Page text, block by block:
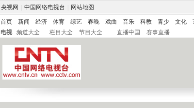
央视网 中国网络电视台 网站地图
首页 新闻 经济 体育 综艺 春晚 戏曲 音乐 科教 青少 文化
电视
频道大全 栏目大全 节目大全 直播中国 赛事直播